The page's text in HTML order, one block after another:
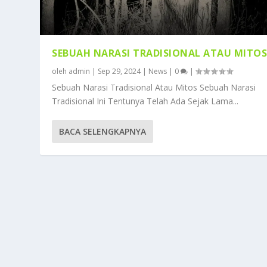
SEBUAH NARASI TRADISIONAL ATAU MITOS
oleh admin | Sep 29, 2024| News | 0 |
Sebuah Narasi Tradisional Atau Mitos Sebuah Narasi
Tradisional Ini Tentunya Telah Ada Sejak Lama...
BACA SELENGKAPNYA